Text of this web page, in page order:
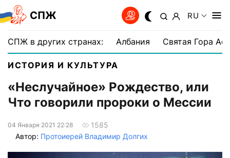
СПЖ RU
СПЖ в других странах: Албания Святая Гора
ИСТОРИЯ И КУЛЬТУРА
«Неслучайное» Рождество, или
Что говорили пророки о Мессии
04 Января 2021 22:28
1585
Автор: Протоиерей Владимир Долгих